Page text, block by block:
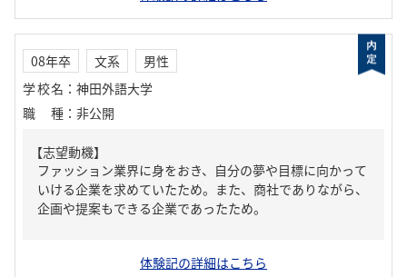
08年卒 文系
男性
学校名 ： 神田外語大学
職種 ： 非公開
【志望動機】
ファッション業界に身をおき、自分の夢や目標に向かって
いける企業を求めていたため。また、商社でありながら、
企画や提案もできる企業であったため。
体験記の詳細はこちら